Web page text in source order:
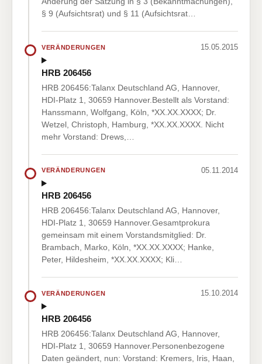
§ 9 (Aufsichtsrat) und § 11 (Aufsichtsrat…
VERÄNDERUNGEN 15.05.2015
HRB 206456
HRB 206456:Talanx Deutschland AG, Hannover,
HDI-Platz 1, 30659 Hannover.Bestellt als Vorstand:
Hanssmann, Wolfgang, Köln, *XX.XX.XXXX; Dr.
Wetzel, Christoph, Hamburg, *XX.XX.XXXX. Nicht
mehr Vorstand: Drews,…
VERÄNDERUNGEN 05.11.2014
HRB 206456
HRB 206456:Talanx Deutschland AG, Hannover,
HDI-Platz 1, 30659 Hannover.Gesamtprokura
gemeinsam mit einem Vorstandsmitglied: Dr.
Brambach, Marko, Köln, *XX.XX.XXXX; Hanke,
Peter, Hildesheim, *XX.XX.XXXX; Kli…
VERÄNDERUNGEN 15.10.2014
HRB 206456
HRB 206456:Talanx Deutschland AG, Hannover,
HDI-Platz 1, 30659 Hannover.Personenbezogene
Daten geändert, nun: Vorstand: Kremers, Iris, Haan,